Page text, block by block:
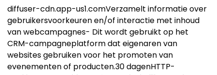
diffuser-cdn.app-us1.comVerzamelt informatie over
gebruikersvoorkeuren en/of interactie met inhoud
van webcampagnes- Dit wordt gebruikt op het
CRM-campagneplatform dat eigenaren van
websites gebruiken voor het promoten van
evenementen of producten.30 dagenHTTP-